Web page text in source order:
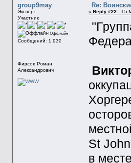
group9may
Эксперт
Участник
Оффлайн
Сообщений: 1 930
Фирсов Роман
Александрович
Re:
« Reply #22 :15
St
в